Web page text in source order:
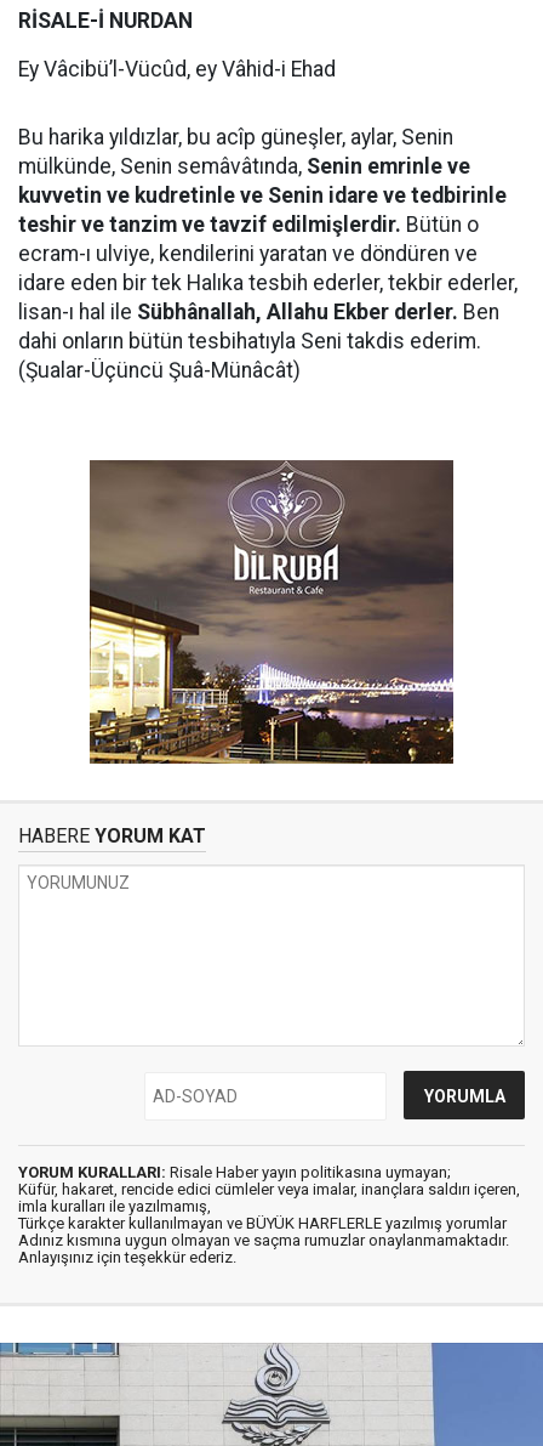
RİSALE-İ NURDAN
Ey Vâcibü’l-Vücûd, ey Vâhid-i Ehad
Bu harika yıldızlar, bu acîp güneşler, aylar, Senin
mülkünde, Senin semâvâtında, Senin emrinle ve
kuvvetin ve kudretinle ve Senin idare ve tedbirinle
teshir ve tanzim ve tavzif edilmişlerdir. Bütün o
ecram-ı ulviye, kendilerini yaratan ve döndüren ve
idare eden bir tek Halıka tesbih ederler, tekbir ederler,
lisan-ı hal ile Sübhânallah, Allahu Ekber derler. Ben
dahi onların bütün tesbihatıyla Seni takdis ederim.
(Şualar-Üçüncü Şuâ-Münâcât)
HABERE YORUM KAT
YORUM KURALLARI: Risale Haber yayın politikasına uymayan;
Küfür, hakaret, rencide edici cümleler veya imalar, inançlara saldırı içeren,
imla kuralları ile yazılmamış,
Türkçe karakter kullanılmayan ve BÜYÜK HARFLERLE yazılmış yorumlar
Adınız kısmına uygun olmayan ve saçma rumuzlar onaylanmamaktadır.
Anlayışınız için teşekkür ederiz.